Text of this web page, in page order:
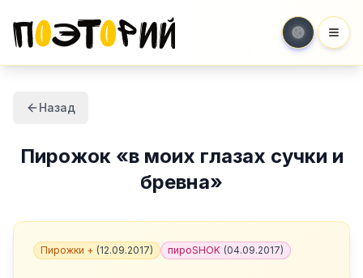
Назад
Пирожок«в моих глазах сучки и
бревна»
Пирожки + (12.09.2017) пироSHOK (04.09.2017)